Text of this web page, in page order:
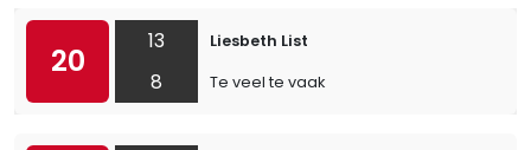
20
13
8
Liesbeth List
Te veel te vaak